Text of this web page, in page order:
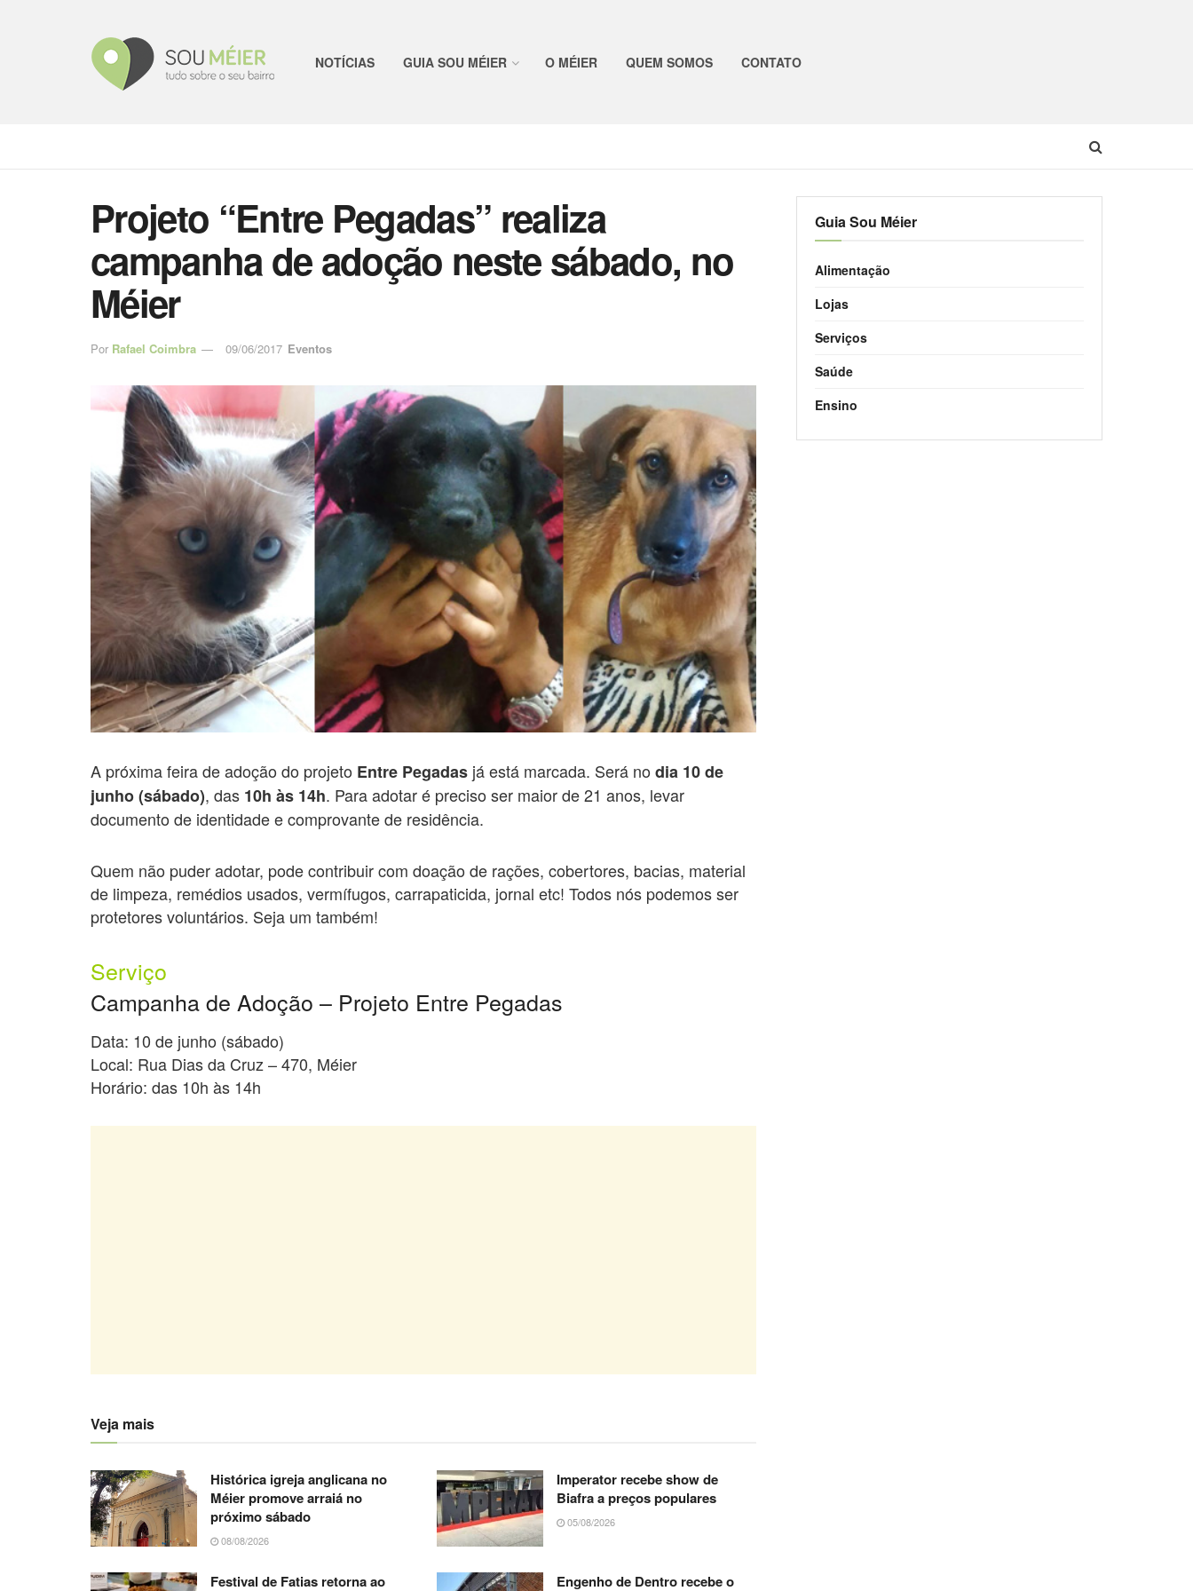
NOTÍCIAS GUIA SOU MÉIER O MÉIER QUEM SOMOS CONTATO
Projeto “Entre Pegadas” realiza
campanha de adoção neste sábado, no
Méier
Por Rafael Coimbra 09/06/2017 Eventos
A próxima feira de adoção do projeto Entre Pegadas já está marcada. Será no dia 10 de
junho (sábado), das 10h às 14h. Para adotar é preciso ser maior de 21 anos, levar
documento de identidade e comprovante de residência.
Quem não puder adotar, pode contribuir com doação de rações, cobertores, bacias, material
de limpeza, remédios usados, vermífugos, carrapaticida, jornal etc! Todos nós podemos ser
protetores voluntários. Seja um também!
Serviço
Campanha de Adoção – Projeto Entre Pegadas
Data: 10 de junho (sábado)
Local: Rua Dias da Cruz – 470, Méier
Horário: das 10h às 14h
Veja mais
Histórica igreja anglicana no
Méier promove arraiá no
próximo sábado
08/08/2026
Imperator recebe show de
Biafra a preços populares
05/08/2026
Festival de Fatias retorna ao
Engenho de Dentro recebe o
Guia Sou Méier
Alimentação
Lojas
Serviços
Saúde
Ensino